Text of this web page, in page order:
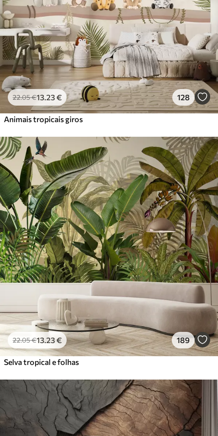
56.6734.00€/m²
Vinil Premium
65.0039.00€/m²
Peel and Stick
81.6749.00€/m²
22.05€13.23€ 128
Animais tropicais giros
22.05€13.23€ 189
Selva tropical e folhas